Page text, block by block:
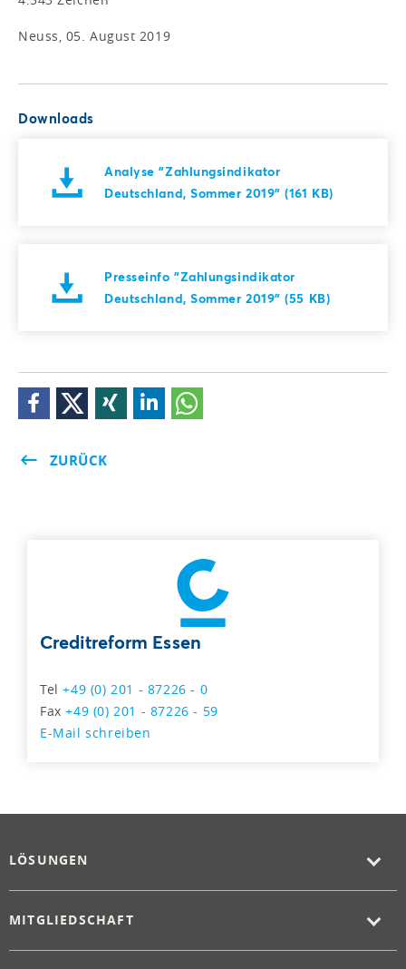
Neuss, 05. August 2019
Downloads
Analyse "Zahlungsindikator
Deutschland, Sommer 2019" (161 KB)
Presseinfo "Zahlungsindikator
Deutschland, Sommer 2019" (55 KB)
ZURÜCK
Creditreform Essen
Tel+49 (0) 201 - 87226 - 0
Fax+49 (0) 201 - 87226 - 59
E-Mail schreiben
LÖSUNGEN
MITGLIEDSCHAFT